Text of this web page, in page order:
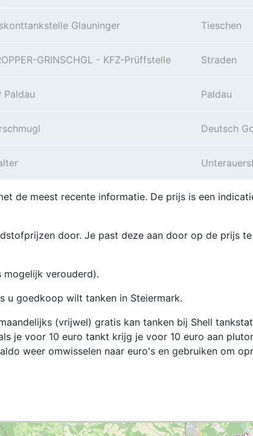
Glauninger Tieschen
GRINSCHGL - KFZ-Prüffstelle Straden
Paldau Paldau
Deutsch
de meest recente informatie. De prijs is een
door. Je past deze aan door op de prijs te
mogelijk verouderd).
u goedkoop wilt tanken in Steiermark.
(vrijwel) gratis kan tanken bij Shell
je voor 10 euro tankt krijg je voor 10 euro aan
weer omwisselen naar euro's en gebruiken om